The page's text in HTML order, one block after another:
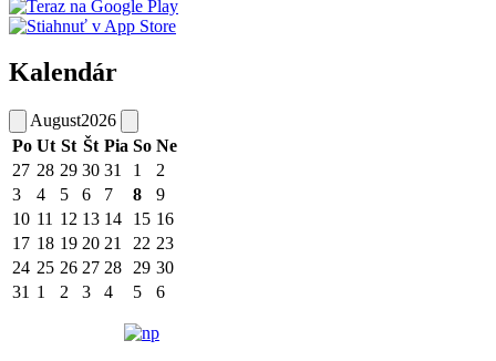
Kalendár
August2026
Po Ut St Št Pia So Ne
27 28 29 30 31 1
2
3
4 5 6 7 8
9
10 11 12 13 14 15 16
17 18 19 20 21 22 23
24 25 26 27 28 29 30
31 1 2 3 4 5 6